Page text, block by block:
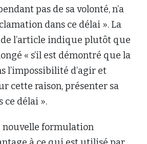
pas de sa volonté, n’a
dans ce délai ». La
l’article indique plutôt que
« s’il est démontré que la
l’impossibilité d’agir et
cette raison, présenter sa
ce délai ».
nouvelle formulation